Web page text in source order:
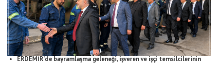
ERDEMİR’de bayramlaşma geleneği, işveren ve işçi temsilcilerinin